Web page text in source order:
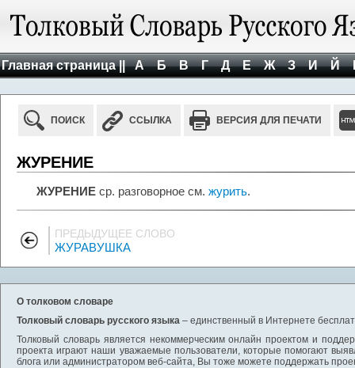
Главная страница || А Б В Г Д Е Ж З И Й
ПОИСК ССЫЛКА ВЕРСИЯ ДЛЯ ПЕЧАТИ
ЖУРЕНИЕ
ЖУРЕНИЕ ср. разговорное см. журить.
ПРЕДЫДУЩЕЕ СЛОВО
ЖУРАВУШКА
О толковом словаре
Толковый словарь русского языка – единственный в Интернете
Толковый словарь является некоммерческим онлайн проектом и
проекта играют наши уважаемые пользователи, которые помогают
блога или администратором веб-сайта, Вы тоже можете поддержать